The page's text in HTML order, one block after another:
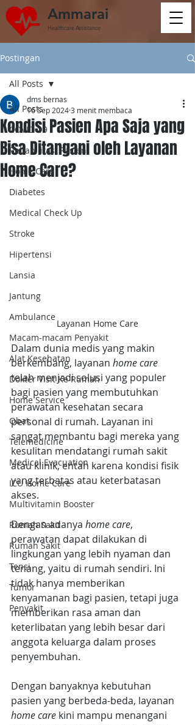
Ammarai
Healthcare Assistance
Postingan
All Posts
COVID-19
Rehabilitasi Pasien
Home Care
Diabetes
Medical Check Up
Stroke
Hipertensi
Lansia
Jantung
Ambulance
Macam-macam Penyakit
Alat Kesehatan
Dokter Visit Ke Rumah
Home Service
Obat
Telemedicine
Medical Evacuation
ICU Home Care
Multivitamin Booster
Rumah Sakit
Rumah Sakit
Tensi
Tumor
Penyakit
All Posts
Kondisi Pasien Apa Saja yang
Bisa Ditangani oleh Layanan
Home Care?
dms bernas
16 Sep 20243 menit membaca
Layanan Home Care
Dalam dunia medis yang makin
berkembang, layanan home care
telah menjadi solusi yang populer
bagi pasien yang membutuhkan
perawatan kesehatan secara
personal di rumah. Layanan ini
sangat membantu bagi mereka yang
kesulitan mendatangi rumah sakit
atau klinik, entah karena kondisi fisik
yang terbatas atau keterbatasan
akses.
Dengan adanya home care,
perawatan dapat dilakukan di
lingkungan yang lebih nyaman dan
tenang, yaitu di rumah sendiri. Ini
tidak hanya memberikan
kenyamanan bagi pasien, tetapi juga
memberikan rasa aman dan
keterlibatan yang lebih besar dari
anggota keluarga dalam proses
penyembuhan.
Dengan banyaknya kebutuhan
pasien yang berbeda-beda, layanan
home care kini mampu menangani